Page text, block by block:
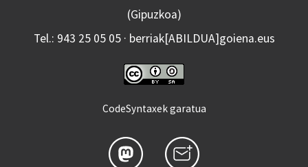
(Gipuzkoa)
Tel.: 943 25 05 05 · berriak[ABILDUA]goiena.eus
CodeSyntaxek garatua